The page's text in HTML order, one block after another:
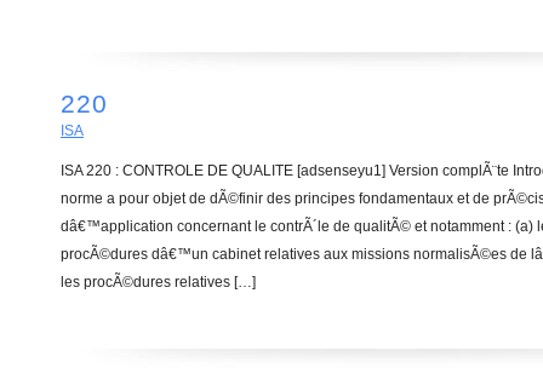
220
ISA
ISA 220 : CONTROLE DE QUALITE [adsenseyu1] Version complÃ¨te
norme a pour objet de dÃ©finir des principes fondamentaux et de
dâ€™application concernant le contrÃ´le de qualitÃ© et notamment : (a)
procÃ©dures dâ€™un cabinet relatives aux missions normalisÃ©es de
les procÃ©dures relatives […]